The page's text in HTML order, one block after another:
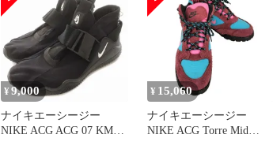
FD0212-800
¥ 9,000
ナイキエーシージー
NIKE ACG ACG 07 KMTR
¥ 15,060
ナイキエーシージー
NIKE ACG Torre Mid